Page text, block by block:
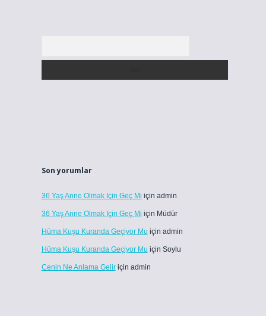
Son yorumlar
36 Yaş Anne Olmak Için Geç Mi için admin
36 Yaş Anne Olmak Için Geç Mi için Müdür
Hüma Kuşu Kuranda Geçiyor Mu için admin
Hüma Kuşu Kuranda Geçiyor Mu için Soylu
Cenin Ne Anlama Geliriçin admin